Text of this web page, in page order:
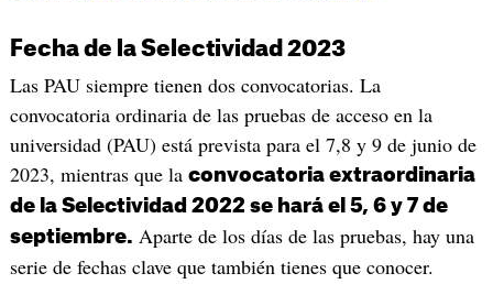
Fecha de la Selectividad 2023
Las PAU siempre tienen dos convocatorias. La
convocatoria ordinaria de las pruebas de acceso en la
universidad (PAU) está prevista para el 7,8 y 9 de junio de
2023, mientras que la convocatoria extraordinaria
de la Selectividad 2022 se hará el 5, 6 y 7 de
septiembre. Aparte de los días de las pruebas, hay una
serie de fechas clave que también tienes que conocer.